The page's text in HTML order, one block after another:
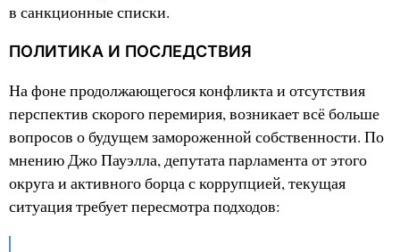
в санкционные списки.
ПОЛИТИКА И ПОСЛЕДСТВИЯ
На фоне продолжающегося конфликта и отсутствия
перспектив скорого перемирия, возникает всё больше
вопросов о будущем замороженной собственности. По
мнению Джо Пауэлла, депутата парламента от этого
округа и активного борца с коррупцией, текущая
ситуация требует пересмотра подходов: